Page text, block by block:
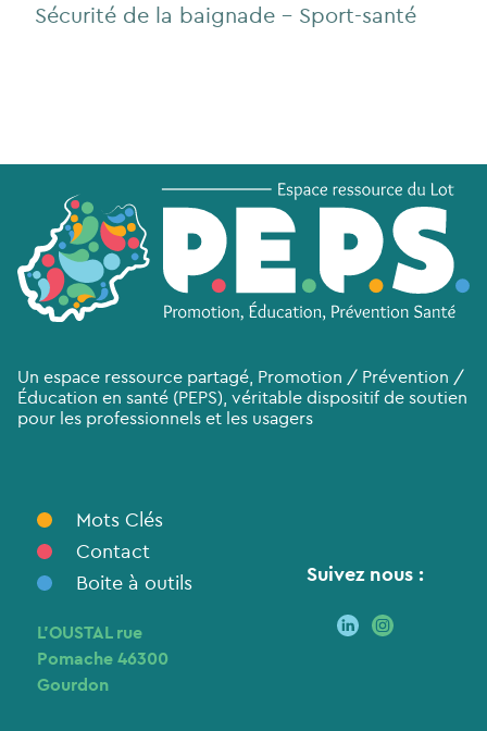
Sécurité de la baignade - Sport-santé
Un espace ressource partagé, Promotion / Prévention /
Éducation en santé (PEPS), véritable dispositif de soutien
pour les professionnels et les usagers
Mots Clés
Contact
Boite à outils
L’OUSTAL rue
Pomache 46300
Gourdon
Suivez nous :